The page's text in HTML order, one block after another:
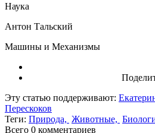
Наука
Антон Тальский
Машины и Механизмы
Эту статью поддерживают:
Перескоков
Теги: Природа, Животные,
Всего 0 комментариев